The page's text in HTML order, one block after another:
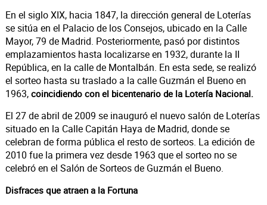
En el siglo XIX, hacia 1847, la dirección general de Loterías
se sitúa en el Palacio de los Consejos, ubicado en la Calle
Mayor, 79 de Madrid. Posteriormente, pasó por distintos
emplazamientos hasta localizarse en 1932, durante la II
República, en la calle de Montalbán. En esta sede, se realizó
el sorteo hasta su traslado a la calle Guzmán el Bueno en
1963, coincidiendo con el bicentenario de la Lotería Nacional.
El 27 de abril de 2009 se inauguró el nuevo salón de Loterías
situado en la Calle Capitán Haya de Madrid, donde se
celebran de forma pública el resto de sorteos. La edición de
2010 fue la primera vez desde 1963 que el sorteo no se
celebró en el Salón de Sorteos de Guzmán el Bueno.
Disfraces que atraen a la Fortuna